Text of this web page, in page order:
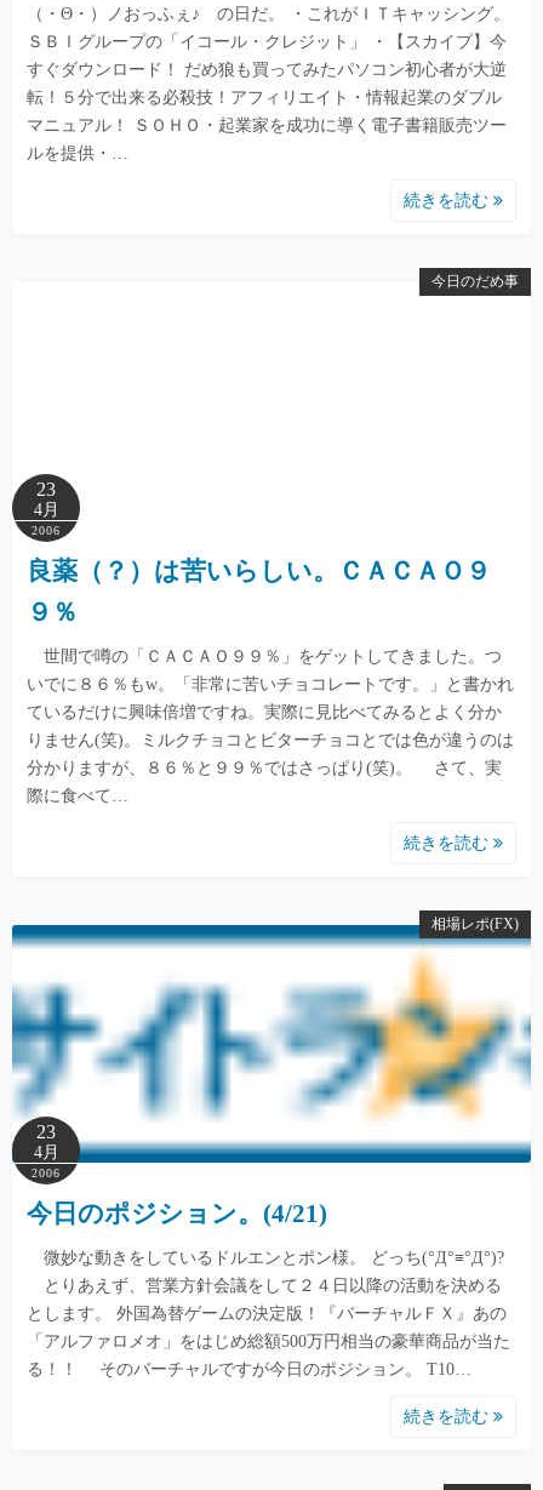
（・Θ・）ノおっふぇ♪ の日だ。 ・これがＩＴキャッシング。
ＳＢＩグループの「イコール・クレジット」 ・【スカイプ】今
すぐダウンロード！ だめ狼も買ってみたパソコン初心者が大逆
転！５分で出来る必殺技！アフィリエイト・情報起業のダブル
マニュアル！ ＳＯＨＯ・起業家を成功に導く電子書籍販売ツー
ルを提供・…
続きを読む
今日のだめ事
23
4月
2006
良薬（？）は苦いらしい。ＣＡＣＡＯ９
９％
世間で噂の「ＣＡＣＡＯ９９％」をゲットしてきました。つ
いでに８６％もw。「非常に苦いチョコレートです。」と書かれ
ているだけに興味倍増ですね。実際に見比べてみるとよく分か
りません(笑)。ミルクチョコとビターチョコとでは色が違うのは
分かりますが、８６％と９９％ではさっぱり(笑)。 さて、実
際に食べて…
続きを読む
相場レポ(FX)
23
4月
2006
今日のポジション。(4/21)
微妙な動きをしているドルエンとポン様。 どっち(°Д°≡°Д°)?
とりあえず、営業方針会議をして２４日以降の活動を決める
とします。 外国為替ゲームの決定版！『バーチャルＦＸ』あの
「アルファロメオ」をはじめ総額500万円相当の豪華商品が当た
る！！ そのバーチャルですが今日のポジション。 T10…
続きを読む